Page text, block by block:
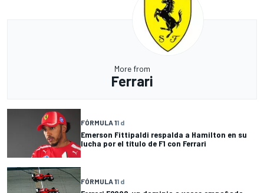
More from
Ferrari
FÓRMULA 11 d
Emerson Fittipaldi respalda a Hamilton en su
lucha por el título de F1 con Ferrari
FÓRMULA 11 d